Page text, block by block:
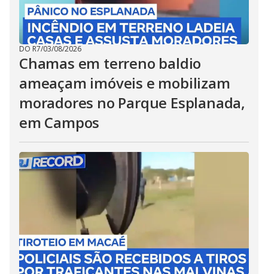
DO R7/03/08/2026
Chamas em terreno baldio
ameaçam imóveis e mobilizam
moradores no Parque Esplanada,
em Campos